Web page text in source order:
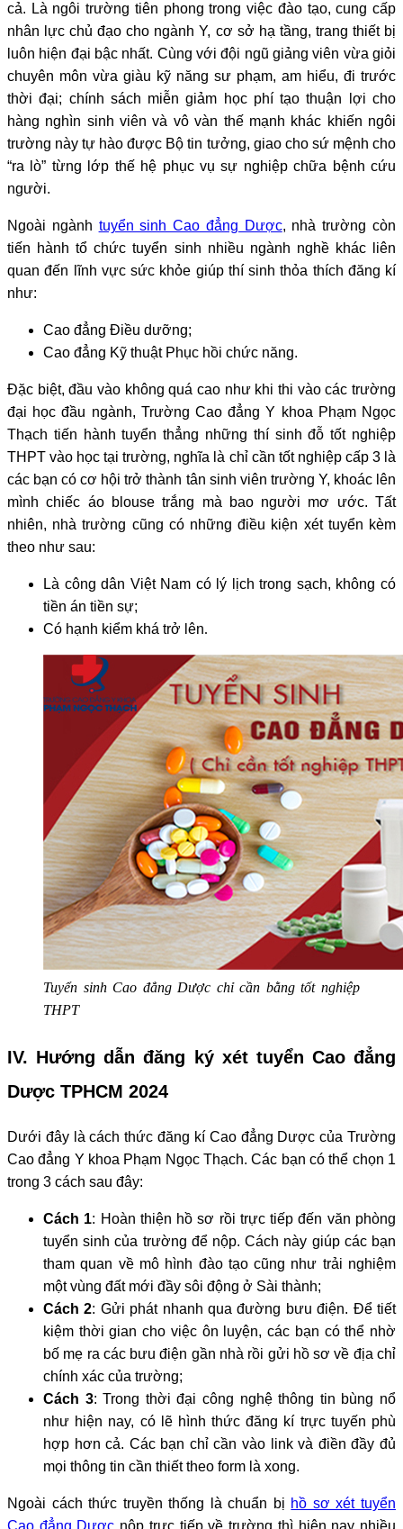
cả. Là ngôi trường tiên phong trong việc đào tạo, cung cấp
nhân lực chủ đạo cho ngành Y, cơ sở hạ tầng, trang thiết bị
luôn hiện đại bậc nhất. Cùng với đội ngũ giảng viên vừa giỏi
chuyên môn vừa giàu kỹ năng sư phạm, am hiểu, đi trước
thời đại; chính sách miễn giảm học phí tạo thuận lợi cho
hàng nghìn sinh viên và vô vàn thế mạnh khác khiến ngôi
trường này tự hào được Bộ tin tưởng, giao cho sứ mệnh cho
“ra lò” từng lớp thế hệ phục vụ sự nghiệp chữa bệnh cứu
người.
Ngoài ngành tuyển sinh Cao đẳng Dược, nhà trường còn
tiến hành tổ chức tuyển sinh nhiều ngành nghề khác liên
quan đến lĩnh vực sức khỏe giúp thí sinh thỏa thích đăng kí
như:
Cao đẳng Điều dưỡng;
Cao đẳng Kỹ thuật Phục hồi chức năng.
Đặc biệt, đầu vào không quá cao như khi thi vào các trường
đại học đầu ngành, Trường Cao đẳng Y khoa Phạm Ngọc
Thạch tiến hành tuyển thẳng những thí sinh đỗ tốt nghiệp
THPT vào học tại trường, nghĩa là chỉ cần tốt nghiệp cấp 3 là
các bạn có cơ hội trở thành tân sinh viên trường Y, khoác lên
mình chiếc áo blouse trắng mà bao người mơ ước. Tất
nhiên, nhà trường cũng có những điều kiện xét tuyển kèm
theo như sau:
Là công dân Việt Nam có lý lịch trong sạch, không có
tiền án tiền sự;
Có hạnh kiểm khá trở lên.
Tuyển sinh Cao đẳng Dược chỉ cần bằng tốt nghiệp
THPT
IV. Hướng dẫn đăng ký xét tuyển Cao đẳng
Dược TPHCM 2024
Dưới đây là cách thức đăng kí Cao đẳng Dược của Trường
Cao đẳng Y khoa Phạm Ngọc Thạch. Các bạn có thể chọn 1
trong 3 cách sau đây:
Cách 1: Hoàn thiện hồ sơ rồi trực tiếp đến văn phòng
tuyển sinh của trường để nộp. Cách này giúp các bạn
tham quan về mô hình đào tạo cũng như trải nghiệm
một vùng đất mới đầy sôi động ở Sài thành;
Cách 2: Gửi phát nhanh qua đường bưu điện. Để tiết
kiệm thời gian cho việc ôn luyện, các bạn có thể nhờ
bố mẹ ra các bưu điện gần nhà rồi gửi hồ sơ về địa chỉ
chính xác của trường;
Cách 3: Trong thời đại công nghệ thông tin bùng nổ
như hiện nay, có lẽ hình thức đăng kí trực tuyến phù
hợp hơn cả. Các bạn chỉ cần vào link và điền đầy đủ
mọi thông tin cần thiết theo form là xong.
Ngoài cách thức truyền thống là chuẩn bị hồ sơ xét tuyển